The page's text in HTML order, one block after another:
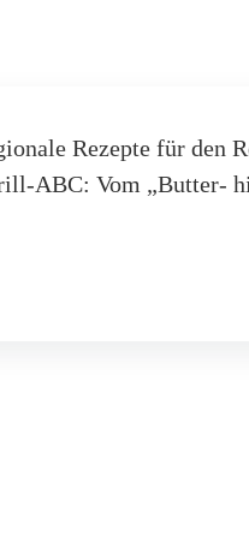
Rezepte für den
ABC: Vom „Butter-